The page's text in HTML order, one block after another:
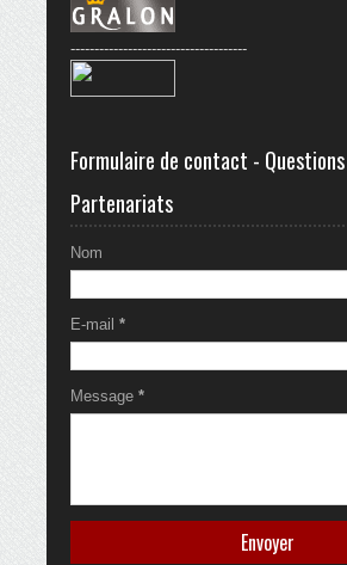
-------------------------------------
Formulaire de contact -
Partenariats
Nom
E-mail *
Message *